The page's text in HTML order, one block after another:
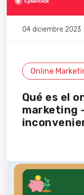
04 diciembre 2023
Online
Qué es el
marketing